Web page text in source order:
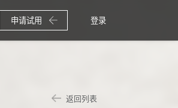
申请试用 登录
返回列表